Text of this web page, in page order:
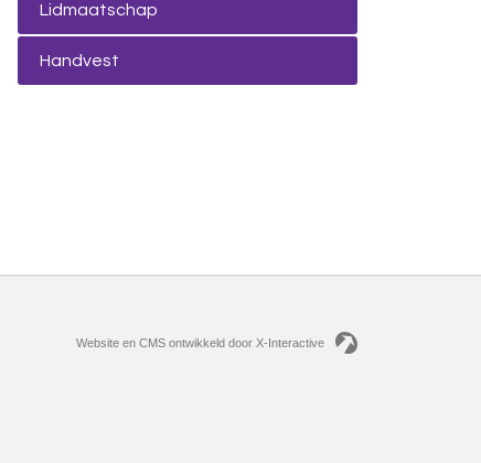
Lidmaatschap
Handvest
Website en CMS ontwikkeld door X-Interactive